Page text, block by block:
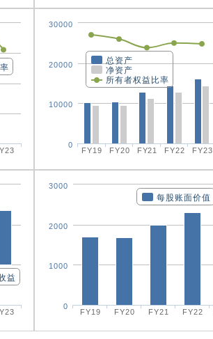
总资产
净资产
所有者权益比率
FY19 FY20 FY21 FY22 FY23
0
10000
20000
30000
益
每股账面价值
FY19 FY20 FY21 FY22
0
1000
2000
3000